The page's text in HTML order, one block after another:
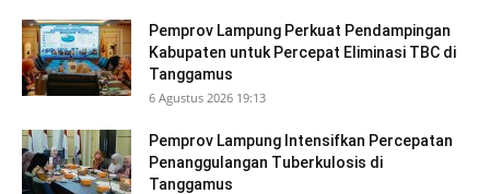
Pemprov Lampung Perkuat Pendampingan
Kabupaten untuk Percepat Eliminasi TBC di
Tanggamus
6 Agustus 2026 19:13
Pemprov Lampung Intensifkan Percepatan
Penanggulangan Tuberkulosis di
Tanggamus